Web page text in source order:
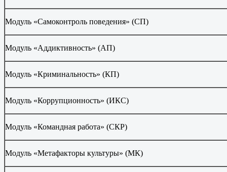
Модуль «Самоконтроль поведения» (СП)
Модуль «Аддиктивность» (АП)
Модуль «Криминальность» (КП)
Модуль «Коррупционность» (ИКС)
Модуль «Командная работа» (СКР)
Модуль «Метафакторы культуры» (МК)